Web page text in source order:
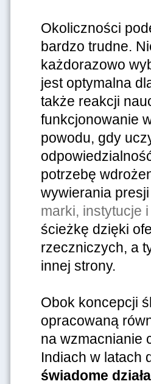
Okoliczności
bardzo trudne.
każdorazowo
jest optymalna
także reakcji
funkcjonowanie
powodu, gdy
potrzebę
wywierania
marki, instytucje
ścieżkę dzięki
rzeczniczych, a
innej strony.
Obok koncepcji
opracowaną
na wzmacnianie
Indiach w latach
świadome